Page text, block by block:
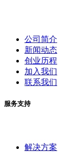
公司简介
新闻动态
创业历程
加入我们
联系我们
服务支持
解决方案